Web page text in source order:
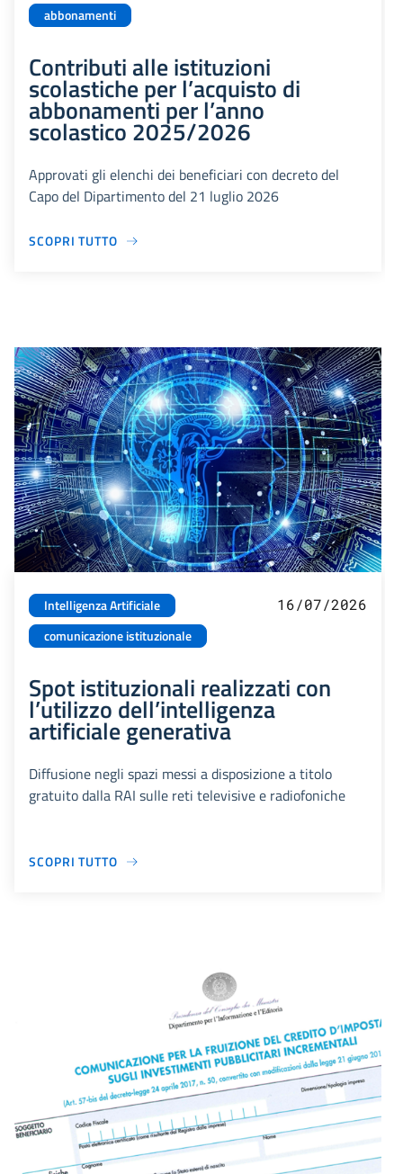
abbonamenti
Contributi alle istituzioni
scolastiche per l’acquisto di
abbonamenti per l’anno
scolastico 2025/2026
Approvati gli elenchi dei beneficiari con decreto del
Capo del Dipartimento del 21 luglio 2026
SCOPRI TUTTO
Intelligenza Artificiale
comunicazione istituzionale
16/07/2026
Spot istituzionali realizzati con
l’utilizzo dell’intelligenza
artificiale generativa
Diffusione negli spazi messi a disposizione a titolo
gratuito dalla RAI sulle reti televisive e radiofoniche
SCOPRI TUTTO